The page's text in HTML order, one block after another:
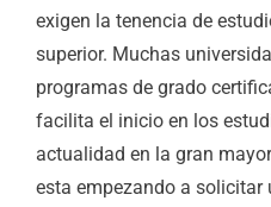
exigen la tenencia de
superior. Muchas
programas de grado
facilita el inicio en los
actualidad en la gran
esta empezando a solicitar